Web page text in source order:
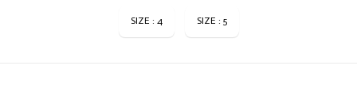
SIZE : 4 SIZE : 5